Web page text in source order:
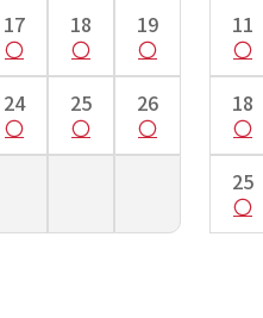
17 18 19
24 25 26
11
18
25